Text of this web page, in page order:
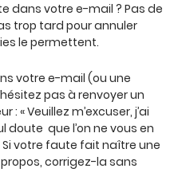
dans votre e-mail ? Pas de
trop tard pour annuler
le permettent.
votre e-mail (ou une
pas à renvoyer un
« Veuillez m’excuser, j’ai
doute que l’on ne vous en
votre faute fait naître une
corrigez-la sans